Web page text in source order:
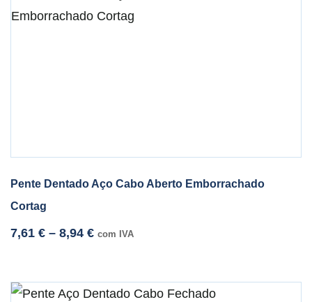
Pente Dentado Aço Cabo Aberto Emborrachado
Cortag
7,61 € – 8,94 € com IVA